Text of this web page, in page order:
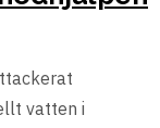
vatten i